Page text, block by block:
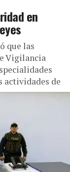
en
que las
Vigilancia
actividades de